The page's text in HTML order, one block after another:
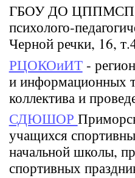
ГБОУ ДО ЦППМСП -
психолого-
Черной речки, 16,
РЦОКОиИТ-
и информационных
коллектива и
СДЮШОР
учащихся
начальной школы,
спортивных